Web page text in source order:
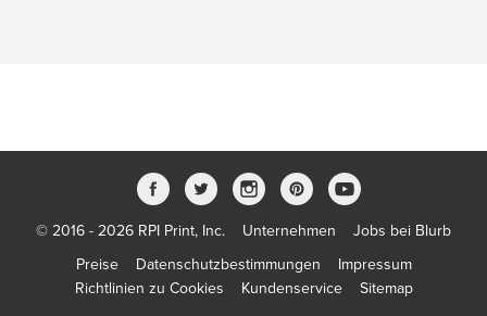
© 2016 - 2026 RPI Print, Inc. Unternehmen
Jobs bei Blurb
Preise
Datenschutzbestimmungen
Impressum
Richtlinien zu Cookies
Kundenservice Sitemap